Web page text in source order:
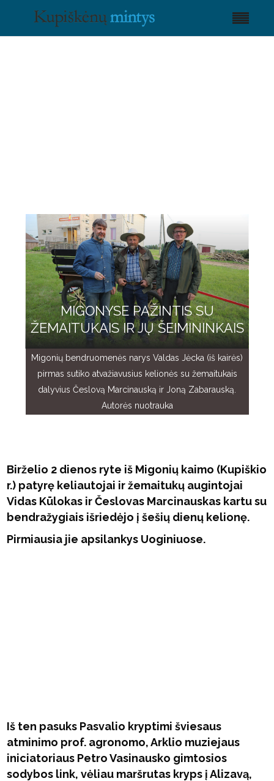
MIGONYSE PAŽINTIS SU
ŽEMAITUKAIS IR JŲ ŠEIMININKAIS
Migonių bendruomenės narys Valdas Jėcka (iš kairės)
pirmas sutiko atvažiavusius kelionės su žemaitukais
dalyvius Česlovą Marcinauską ir Joną Zabarauską.
Autorės nuotrauka
Birželio 2 dienos ryte iš Migonių kaimo (Kupiškio
r.) patyrę keliautojai ir žemaitukų augintojai
Vidas Kūlokas ir Česlovas Marcinauskas kartu su
bendražygiais išriedėjo į šešių dienų kelionę.
Pirmiausia jie apsilankys Uoginiuose.
Iš ten pasuks Pasvalio kryptimi šviesaus
atminimo prof. agronomo, Arklio muziejaus
iniciatoriaus Petro Vasinausko gimtosios
sodybos link, vėliau maršrutas kryps į Alizavą,